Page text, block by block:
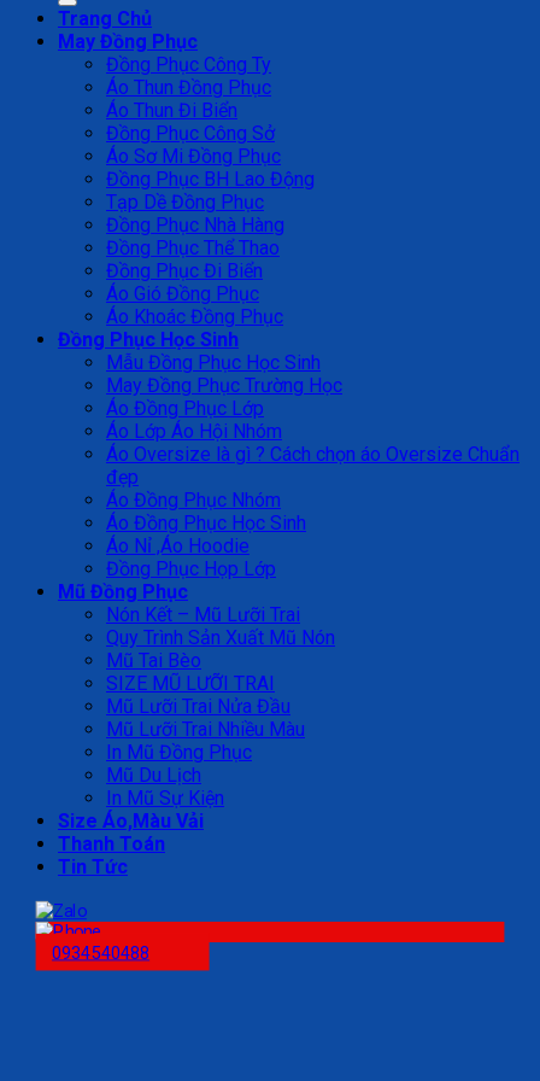
Trang Chủ
May Đồng Phục
Đồng Phục Công Ty
Áo Thun Đồng Phục
Áo Thun Đi Biển
Đồng Phục Công Sở
Áo Sơ Mi Đồng Phục
Đồng Phục BH Lao Động
Tạp Dề Đồng Phục
Đồng Phục Nhà Hàng
Đồng Phục Thể Thao
Đồng Phục Đi Biển
Áo Gió Đồng Phục
Áo Khoác Đồng Phục
Đồng Phục Học Sinh
Mẫu Đồng Phục Học Sinh
May Đồng Phục Trường Học
Áo Đồng Phục Lớp
Áo Lớp Áo Hội Nhóm
Áo Oversize là gì ? Cách chọn áo Oversize Chuẩn
đẹp
Áo Đồng Phục Nhóm
Áo Đồng Phục Học Sinh
Áo Nỉ ,Áo Hoodie
Đồng Phục Họp Lớp
Mũ Đồng Phục
Nón Kết – Mũ Lưỡi Trai
Quy Trình Sản Xuất Mũ Nón
Mũ Tai Bèo
SIZE MŨ LƯỠI TRAI
Mũ Lưỡi Trai Nửa Đầu
Mũ Lưỡi Trai Nhiều Màu
In Mũ Đồng Phục
Mũ Du Lịch
In Mũ Sự Kiện
Size Áo,Màu Vải
Thanh Toán
Tin Tức
0934540488